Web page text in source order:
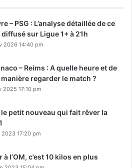
– PSG : L’analyse détaillée de ce
sur Ligue 1+ à 21h
2026 14:40 pm
– Reims : A quelle heure et de
regarder le match ?
2025 17:10 pm
le petit nouveau qui fait rêver la
2023 17:20 pm
à l’OM, c’est 10 kilos en plus